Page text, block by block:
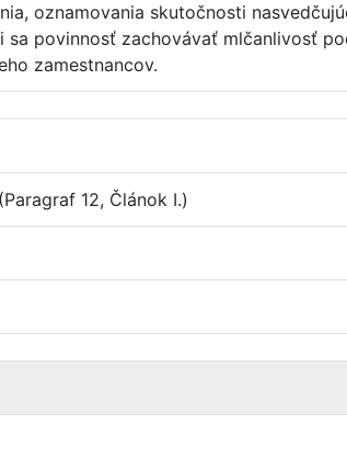
oznamovania skutočnosti
povinnosť zachovávať mlčanlivosť
zamestnancov.
12, Článok I.)